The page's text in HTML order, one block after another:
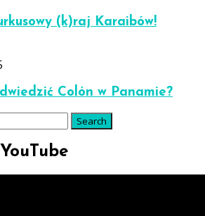
(k)raj Karaibów!
Colón w Panamie?
Search